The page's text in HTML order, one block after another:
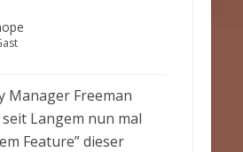
Manager Freeman
Langem nun mal
Feature” dieser